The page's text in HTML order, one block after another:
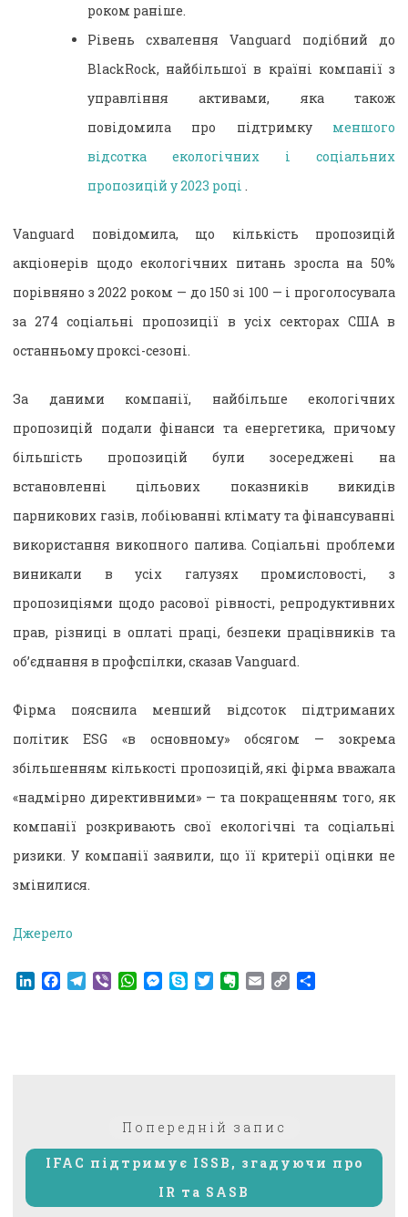
роком раніше.
Рівень схвалення Vanguard подібний до
BlackRock, найбільшої в країні компанії з
управління активами, яка також
повідомила про підтримку меншого
відсотка екологічних і соціальних
пропозицій у 2023 році .
Vanguard повідомила, що кількість пропозицій
акціонерів щодо екологічних питань зросла на 50%
порівняно з 2022 роком — до 150 зі 100 — і проголосувала
за 274 соціальні пропозиції в усіх секторах США в
останньому проксі-сезоні.
За даними компанії, найбільше екологічних
пропозицій подали фінанси та енергетика, причому
більшість пропозицій були зосереджені на
встановленні цільових показників викидів
парникових газів, лобіюванні клімату та фінансуванні
використання викопного палива. Соціальні проблеми
виникали в усіх галузях промисловості, з
пропозиціями щодо расової рівності, репродуктивних
прав, різниці в оплаті праці, безпеки працівників та
об’єднання в профспілки, сказав Vanguard.
Фірма пояснила менший відсоток підтриманих
політик ESG «в основному» обсягом — зокрема
збільшенням кількості пропозицій, які фірма вважала
«надмірно директивними» — та покращенням того, як
компанії розкривають свої екологічні та соціальні
ризики. У компанії заявили, що її критерії оцінки не
змінилися.
Джерело
LinkedIn
Facebook
Telegram
ViberWhatsApp
Messenger
SkypeTwitterEvernote
EmailCopy
Попередній запис
IFAC підтримує ISSB, згадуючи про
IR та SASB